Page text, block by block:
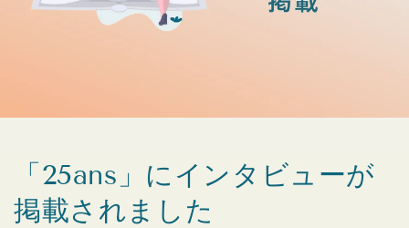
「25ans」にインタビューが
掲載されました